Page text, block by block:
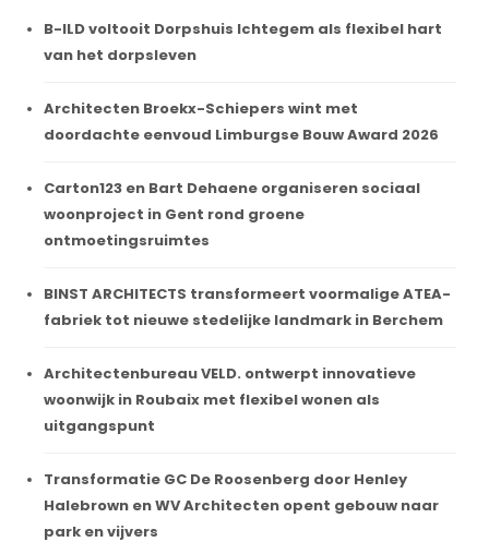
B-ILD voltooit Dorpshuis Ichtegem als flexibel hart
van het dorpsleven
Architecten Broekx-Schiepers wint met
doordachte eenvoud Limburgse Bouw Award 2026
Carton123 en Bart Dehaene organiseren sociaal
woonproject in Gent rond groene
ontmoetingsruimtes
BINST ARCHITECTS transformeert voormalige ATEA-
fabriek tot nieuwe stedelijke landmark in Berchem
Architectenbureau VELD. ontwerpt innovatieve
woonwijk in Roubaix met flexibel wonen als
uitgangspunt
Transformatie GC De Roosenberg door Henley
Halebrown en WV Architecten opent gebouw naar
park en vijvers